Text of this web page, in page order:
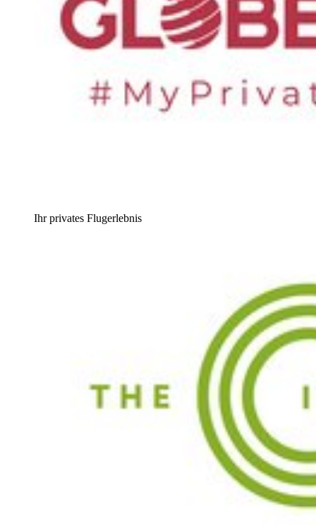
Ihr privates Flugerlebnis